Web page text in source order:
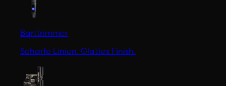
Barttrimmer
Scharfe Linien. Glattes Finish.